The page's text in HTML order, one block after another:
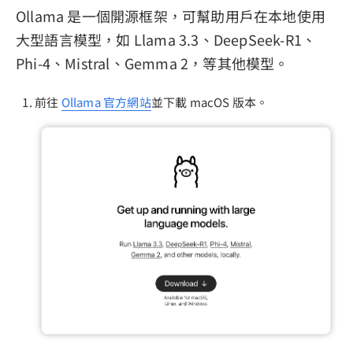
Ollama 是一個開源框架，可幫助用戶在本地使用
大型語言模型，如 Llama 3.3、DeepSeek-R1、
Phi-4、Mistral、Gemma 2，等其他模型。
前往 Ollama 官方網站並下載 macOS 版本。